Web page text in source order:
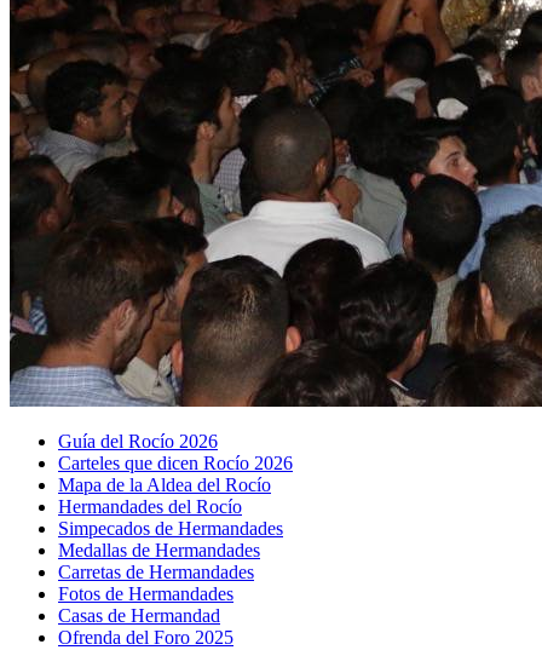
Guía del Rocío 2026
Carteles que dicen Rocío 2026
Mapa de la Aldea del Rocío
Hermandades del Rocío
Simpecados de Hermandades
Medallas de Hermandades
Carretas de Hermandades
Fotos de Hermandades
Casas de Hermandad
Ofrenda del Foro 2025